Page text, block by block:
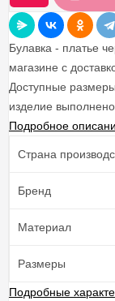
Булавка - платье
магазине с
Доступные
изделие
Подробное
Страна
Бренд
Материал
Размеры
Подробные